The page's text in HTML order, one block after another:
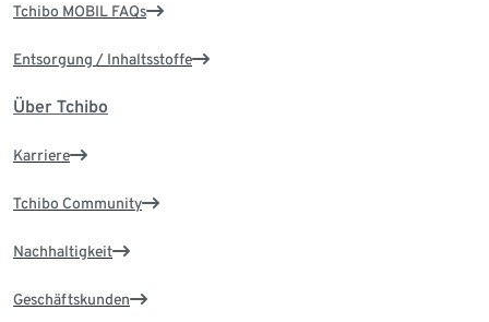
Tchibo MOBIL FAQs
Entsorgung / Inhaltsstoffe
Über Tchibo
Karriere
Tchibo Community
Nachhaltigkeit
Geschäftskunden